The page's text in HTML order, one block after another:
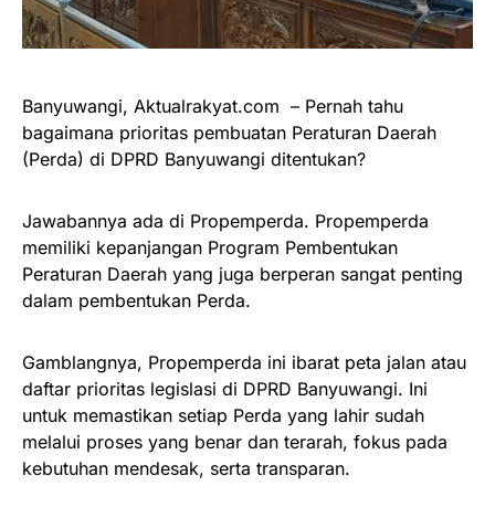
Banyuwangi, Aktualrakyat.com – Pernah tahu
bagaimana prioritas pembuatan Peraturan Daerah
(Perda) di DPRD Banyuwangi ditentukan?
Jawabannya ada di Propemperda. Propemperda
memiliki kepanjangan Program Pembentukan
Peraturan Daerah yang juga berperan sangat penting
dalam pembentukan Perda.
Gamblangnya, Propemperda ini ibarat peta jalan atau
daftar prioritas legislasi di DPRD Banyuwangi. Ini
untuk memastikan setiap Perda yang lahir sudah
melalui proses yang benar dan terarah, fokus pada
kebutuhan mendesak, serta transparan.